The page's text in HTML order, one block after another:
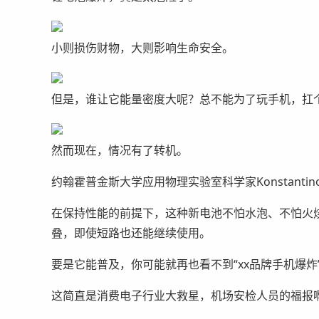
小则损伤财物，大则影响生命安全。
但是，谁让它能量密度大呢？总不能为了玩手机，扛
然而现在，情况有了转机。
约翰霍普金斯大学应用物理实验室科学家
在保持性能的前提下，这种新电池不怕水泡、不怕
叠，即使短路也还能继续使用。
要是它能普及，你可能就再也看不到“xx品牌手机爆
这简直是消费电子行业大救星，机场安检人员的福报